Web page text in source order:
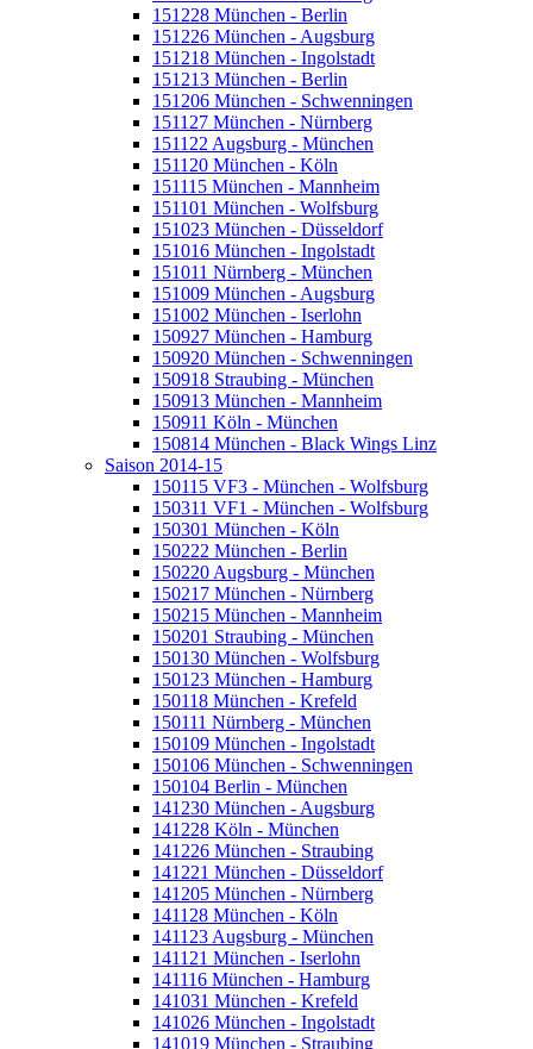
151228 München - Berlin
151226 München - Augsburg
151218 München - Ingolstadt
151213 München - Berlin
151206 München - Schwenningen
151127 München - Nürnberg
151122 Augsburg - München
151120 München - Köln
151115 München - Mannheim
151101 München - Wolfsburg
151023 München - Düsseldorf
151016 München - Ingolstadt
151011 Nürnberg - München
151009 München - Augsburg
151002 München - Iserlohn
150927 München - Hamburg
150920 München - Schwenningen
150918 Straubing - München
150913 München - Mannheim
150911 Köln - München
150814 München - Black Wings Linz
Saison 2014-15
150115 VF3 - München - Wolfsburg
150311 VF1 - München - Wolfsburg
150301 München - Köln
150222 München - Berlin
150220 Augsburg - München
150217 München - Nürnberg
150215 München - Mannheim
150201 Straubing - München
150130 München - Wolfsburg
150123 München - Hamburg
150118 München - Krefeld
150111 Nürnberg - München
150109 München - Ingolstadt
150106 München - Schwenningen
150104 Berlin - München
141230 München - Augsburg
141228 Köln - München
141226 München - Straubing
141221 München - Düsseldorf
141205 München - Nürnberg
141128 München - Köln
141123 Augsburg - München
141121 München - Iserlohn
141116 München - Hamburg
141031 München - Krefeld
141026 München - Ingolstadt
141019 München - Straubing